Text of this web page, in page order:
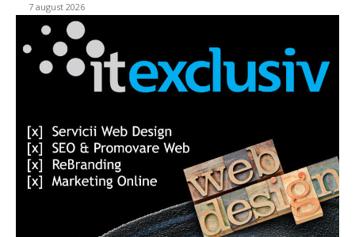
7 august 2026